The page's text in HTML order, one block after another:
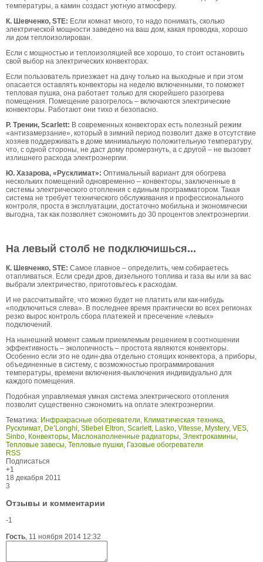
температуры, а камин создаст уютную атмосферу.
К. Шевченко, STE: Если комнат много, то надо понимать, сколько
электрической мощности заведено на ваш дом, какая проводка, хорошо
ли дом теплоизолирован.
Если с мощностью и теплоизоляцией все хорошо, то стоит остановить
свой выбор на электрических конвекторах.
Если пользователь приезжает на дачу только на выходные и при этом
опасается оставлять конвекторы на неделю включенными, то поможет
тепловая пушка, она работает только для скорейшего разогрева
помещения. Помещение разогрелось – включаются электрические
конвекторы. Работают они тихо и безопасно.
Р. Тренин, Scarlett: В современных конвекторах есть полезный режим
«антизамерзание», который в зимний период позволит даже в отсутствие
хозяев поддерживать в доме минимальную положительную температуру,
что, с одной стороны, не даст дому промерзнуть, а с другой – не вызовет
излишнего расхода электроэнергии.
Ю. Хазарова, «Русклимат»: Оптимальный вариант для обогрева
нескольких помещений одновременно – конвекторы, заключенные в
системы электрического отопления с единым программатором. Такая
система не требует технического обслуживания и профессионального
контроля, проста в эксплуатации, достаточно мобильна и экономически
выгодна, так как позволяет сэкономить до 30 процентов электроэнергии.
На левый столб не подключишься...
К. Шевченко, STE: Самое главное – определить, чем собираетесь
отапливаться. Если среди дров, дизельного топлива и газа вы или за вас
выбрали электричество, приготовьтесь к расходам.
И не рассчитывайте, что можно будет не платить или как-нибудь
«подключиться слева». В последнее время практически во всех регионах
резко вырос контроль сбора платежей и пресечение «левых»
подключений.
На нынешний момент самым приемлемым решением в соотношении
эффективность – экологичность – простота являются конвекторы.
Особенно если это не один-два отдельно стоящих конвектора, а приборы,
объединенные в систему, с возможностью программирования
температуры, времени включения-выключения индивидуально для
каждого помещения.
Подобная управляемая умная система электрического отопления
позволит существенно сэкономить на оплате электроэнергии.
Тематика: Инфракрасные обогреватели, Климатическая техника,
Русклимат, De’Longhi, Stiebel Eltron, Scarlett, Lasko, Vitesse, Mystery, VES,
Sinbo, Конвекторы, Маслонаполненные радиаторы, Электрокамины,
Тепловые завесы, Тепловые пушки, Газовые обогреватели
RSS
Подписаться
+1
18 декабря 2011
3
Отзывы и комментарии
-1
Гость, 11 ноября 2014 12:32